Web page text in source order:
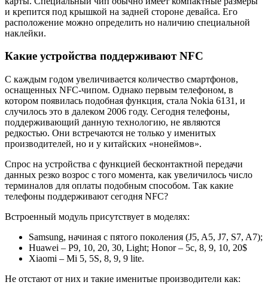
и крепится под крышкой на задней стороне девайса. Его
расположение можно определить но наличию специальной
наклейки.
Какие устройства поддерживают NFC
С каждым годом увеличивается количество смартфонов,
оснащенных NFC-чипом. Однако первым телефоном, в
котором появилась подобная функция, стала Nokia 6131, и
случилось это в далеком 2006 году. Сегодня телефоны,
поддерживающий данную технологию, не являются
редкостью. Они встречаются не только у именитых
производителей, но и у китайских «нонеймов».
Спрос на устройства с функцией бесконтактной передачи
данных резко возрос с того момента, как увеличилось число
терминалов для оплаты подобным способом. Так какие
телефоны поддерживают сегодня NFC?
Встроенный модуль присутствует в моделях:
Samsung, начиная с пятого поколения (J5, A5, J7, S7, A7);
Huawei – P9, 10, 20, 30, Light; Honor – 5c, 8, 9, 10, 20$
Xiaomi – Mi 5, 5S, 8, 9, 9 lite.
Не отстают от них и такие именитые производители как: